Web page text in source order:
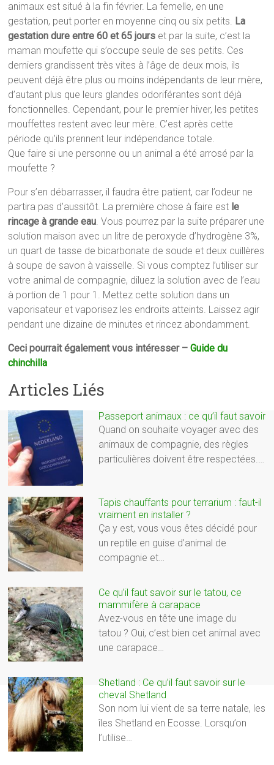
animaux est situé à la fin février. La femelle, en une
gestation, peut porter en moyenne cinq ou six petits. La
gestation dure entre 60 et 65 jours et par la suite, c’est la
maman moufette qui s’occupe seule de ses petits. Ces
derniers grandissent très vites à l’âge de deux mois, ils
peuvent déjà être plus ou moins indépendants de leur mère,
d’autant plus que leurs glandes odoriférantes sont déjà
fonctionnelles. Cependant, pour le premier hiver, les petites
mouffettes restent avec leur mère. C’est après cette
période qu’ils prennent leur indépendance totale.
Que faire si une personne ou un animal a été arrosé par la
moufette ?
Pour s’en débarrasser, il faudra être patient, car l’odeur ne
partira pas d’aussitôt. La première chose à faire est le
rincage à grande eau. Vous pourrez par la suite préparer une
solution maison avec un litre de peroxyde d’hydrogène 3%,
un quart de tasse de bicarbonate de soude et deux cuillères
à soupe de savon à vaisselle. Si vous comptez l’utiliser sur
votre animal de compagnie, diluez la solution avec de l’eau
à portion de 1 pour 1. Mettez cette solution dans un
vaporisateur et vaporisez les endroits atteints. Laissez agir
pendant une dizaine de minutes et rincez abondamment.
Ceci pourrait également vous intéresser –Guide du
chinchilla
Articles Liés
Passeport animaux : ce qu’il faut savoir
Quand on souhaite voyager avec des
animaux de compagnie, des règles
particulières doivent être respectées.…
Tapis chauffants pour terrarium : faut-il
vraiment en installer ?
Ça y est, vous vous êtes décidé pour
un reptile en guise d’animal de
compagnie et…
Ce qu’il faut savoir sur le tatou, ce
mammifère à carapace
Avez-vous en tête une image du
tatou ? Oui, c’est bien cet animal avec
une carapace…
Shetland : Ce qu’il faut savoir sur le
cheval Shetland
Son nom lui vient de sa terre natale, les
îles Shetland en Ecosse. Lorsqu’on
l’utilise…